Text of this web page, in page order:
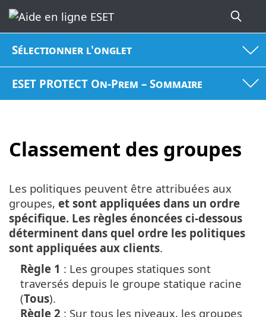
Sélectionner l'onglet
ESET PROTECT On-Prem – Sommaire
Classement des groupes
Les politiques peuvent être attribuées aux
groupes, et sont appliquées dans un ordre
spécifique. Les règles énoncées ci-dessous
déterminent dans quel ordre les politiques
sont appliquées aux clients.
Règle 1 : Les groupes statiques sont
traversés depuis le groupe statique racine
(Tous).
Règle 2 : Sur tous les niveaux, les groupes